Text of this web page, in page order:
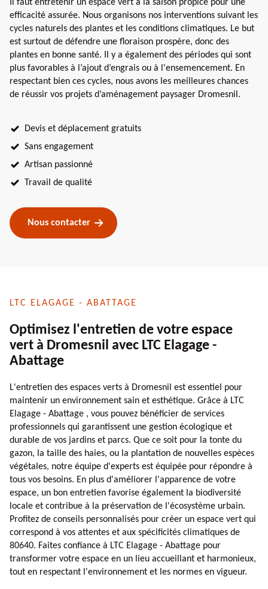
Il faut entretenir un espace vert à la saison propice pour une
efficacité assurée. Nous organisons nos interventions suivant les
cycles naturels des plantes et les conditions climatiques. Le but
est surtout de défendre une floraison prospère, donc des
plantes en bonne santé. Il y a également des périodes qui sont
plus favorables à l’ajout d’engrais ou à l'ensemencement. En
respectant bien ces cycles, nous avons les meilleures chances
de réussir vos projets d’aménagement paysager Dromesnil.
Devis et déplacement gratuits
Sans engagement
Artisan passionné
Travail de qualité
Nous contacter
LTC ELAGAGE - ABATTAGE
Optimisez l'entretien de votre espace
vert à Dromesnil avec LTC Elagage -
Abattage
L'entretien des espaces verts à Dromesnil est essentiel pour
maintenir un environnement sain et esthétique. Grâce à LTC
Elagage - Abattage , vous pouvez bénéficier de services
professionnels qui garantissent une gestion écologique et
durable de vos jardins et parcs. Que ce soit pour la tonte du
gazon, la taille des haies, ou la plantation de nouvelles espèces
végétales, notre équipe d'experts est équipée pour répondre à
tous vos besoins. En plus d'améliorer l'apparence de votre
espace, un bon entretien favorise également la biodiversité
locale et contribue à la préservation de l'écosystème urbain.
Profitez de conseils personnalisés pour créer un espace vert qui
correspond à vos attentes et aux spécificités climatiques de
80640. Faites confiance à LTC Elagage - Abattage pour
transformer votre espace en un lieu accueillant et harmonieux,
tout en respectant l'environnement et les normes en vigueur.